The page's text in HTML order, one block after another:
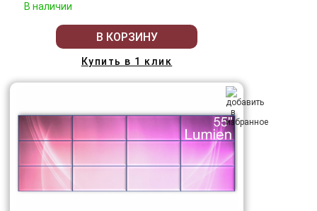
В наличии
В КОРЗИНУ
Купить в 1 клик